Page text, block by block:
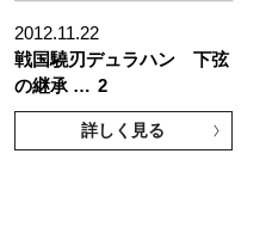
2012.11.22
戦国驍刃デュラハン 下弦
の継承 … 2
詳しく見る